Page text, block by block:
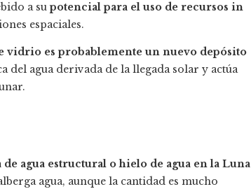
a supotencial para el uso de recursos in
espaciales.
vidrio es probablemente un nuevo depósito
del agua derivada de la llegada solar y actúa
agua estructural o hielo de agua en la Luna
agua, aunque la cantidad es mucho